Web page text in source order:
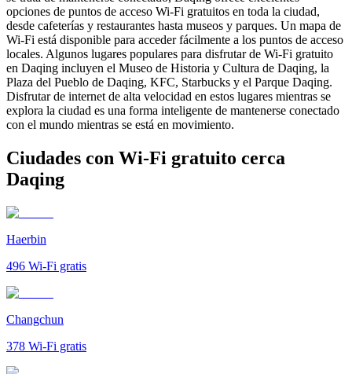
opciones de puntos de acceso Wi-Fi gratuitos en toda la ciudad,
desde cafeterías y restaurantes hasta museos y parques. Un mapa de
Wi-Fi está disponible para acceder fácilmente a los puntos de acceso
locales. Algunos lugares populares para disfrutar de Wi-Fi gratuito
en Daqing incluyen el Museo de Historia y Cultura de Daqing, la
Plaza del Pueblo de Daqing, KFC, Starbucks y el Parque Daqing.
Disfrutar de internet de alta velocidad en estos lugares mientras se
explora la ciudad es una forma inteligente de mantenerse conectado
con el mundo mientras se está en movimiento.
Ciudades con Wi-Fi gratuito cerca
Daqing
Haerbin
496 Wi-Fi gratis
Changchun
378 Wi-Fi gratis